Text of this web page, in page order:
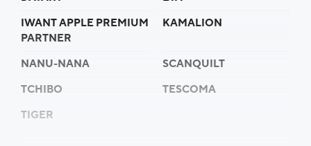
IWANT APPLE PREMIUM
PARTNER
KAMALION
NANU-NANA
SCANQUILT
TCHIBO
TESCOMA
TIGER